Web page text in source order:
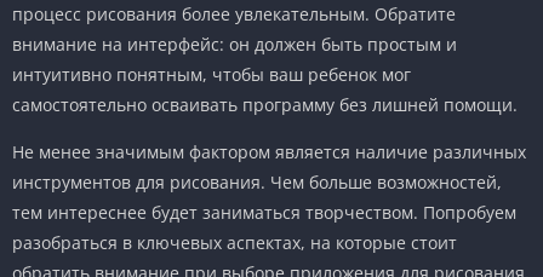
процесс рисования более увлекательным. Обратите
внимание на интерфейс: он должен быть простым и
интуитивно понятным, чтобы ваш ребенок мог
самостоятельно осваивать программу без лишней помощи.
Не менее значимым фактором является наличие различных
инструментов для рисования. Чем больше возможностей,
тем интереснее будет заниматься творчеством. Попробуем
разобраться в ключевых аспектах, на которые стоит
обратить внимание при выборе приложения для рисования.